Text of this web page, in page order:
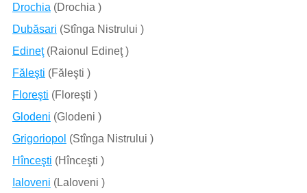
Drochia (Drochia )
Dubăsari (Stînga Nistrului )
Edineţ(Raionul Edineţ )
Făleşti (Făleşti )
Floreşti (Floreşti )
Glodeni (Glodeni )
Grigoriopol (Stînga Nistrului )
Hînceşti (Hînceşti )
Ialoveni (Laloveni )